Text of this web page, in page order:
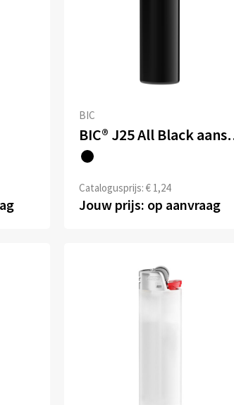
BIC
BIC®
Catalogusprijs: € 1,24
Jouw prijs: op aanvraag